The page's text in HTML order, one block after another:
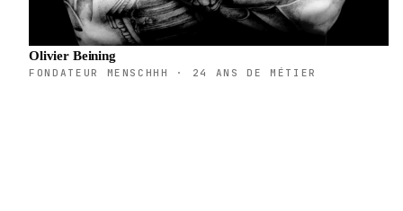
Olivier Beining
FONDATEUR MENSCHHH · 24 ANS DE MÉTIER